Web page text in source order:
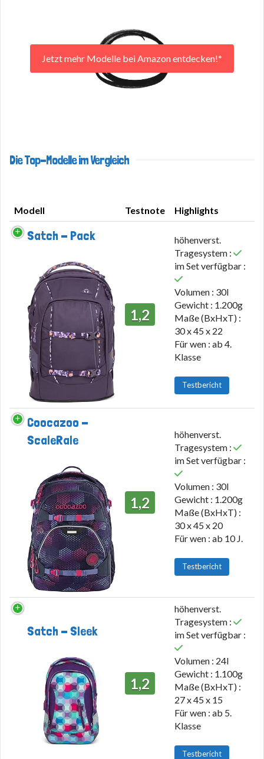
Jetzt mehr Modelle bei Amazon entdecken!*
Die Top-Modelle im Vergleich
Modell Testnote
Highlights
Modell
Satch - Pack
1,2
höhenverst.
Tragesystem :
im Set verfügbar :
Volumen : 30l
Gewicht : 1.200g
Maße (BxHxT) :
30 x 45 x 22
Für wen : ab 4.
Klasse
Testbericht
Coocazoo -
ScaleRale
1,2
höhenverst.
Tragesystem :
im Set verfügbar :
Volumen : 30l
Gewicht : 1.200g
Maße (BxHxT) :
30 x 45 x 20
Für wen : ab 10 J.
Testbericht
Satch - Sleek
1,2
höhenverst.
Tragesystem :
im Set verfügbar :
Volumen : 24l
Gewicht : 1.100g
Maße (BxHxT) :
27 x 45 x 15
Für wen : ab 5.
Klasse
Testbericht